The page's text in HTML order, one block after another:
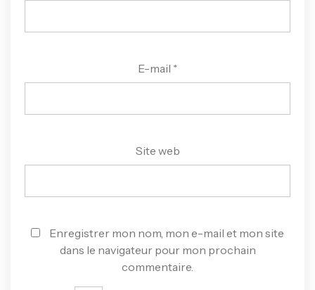
E-mail *
Site web
Enregistrer mon nom, mon e-mail et mon site
dans le navigateur pour mon prochain
commentaire.